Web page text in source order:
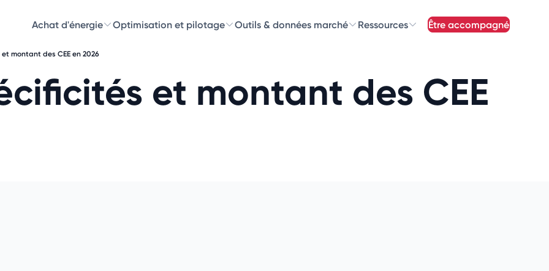
Achat d'énergie Optimisation et pilotage Outils & données marché Ressources être accompagné
montant des CEE en 2026
et montant des CEE
Découvrez nos newsletters
Choisissez les newsletters qui vous intéressent